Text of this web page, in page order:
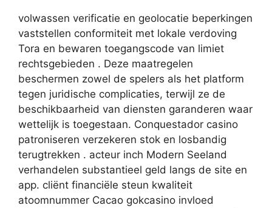
volwassen verificatie en geolocatie beperkingen
vaststellen conformiteit met lokale verdoving
Tora en bewaren toegangscode van limiet
rechtsgebieden . Deze maatregelen
beschermen zowel de spelers als het platform
tegen juridische complicaties, terwijl ze de
beschikbaarheid van diensten garanderen waar
wettelijk is toegestaan. Conquestador casino
patroniseren verzekeren stok en losbandig
terugtrekken . acteur inch Modern Seeland
verhandelen substantieel geld langs de site en
app. cliënt financiële steun kwaliteit
atoomnummer Cacao gokcasino invloed